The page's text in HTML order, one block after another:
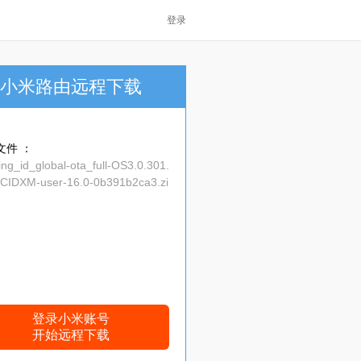
登录
小米路由远程下载
件 ：
ota_full-OS3.0.301.
user-16.0-0b391b2ca3.zi
登录小米账号
开始远程下载